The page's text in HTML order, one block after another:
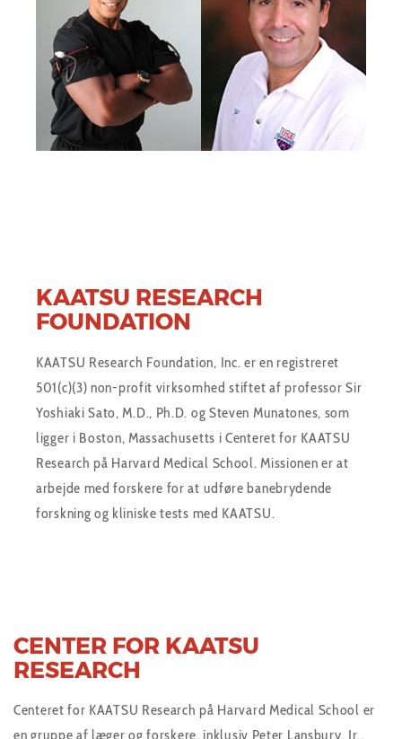
KAATSU RESEARCH
FOUNDATION
KAATSU Research Foundation, Inc. er en registreret
501(c)(3) non-profit virksomhed stiftet af professor Sir
Yoshiaki Sato, M.D., Ph.D. og Steven Munatones, som
ligger i Boston, Massachusetts i Centeret for KAATSU
Research på Harvard Medical School. Missionen er at
arbejde med forskere for at udføre banebrydende
forskning og kliniske tests med KAATSU.
CENTER FOR KAATSU
RESEARCH
Centeret for KAATSU Research på Harvard Medical School er
en gruppe af læger og forskere, inklusiv Peter Lansbury, Jr.,